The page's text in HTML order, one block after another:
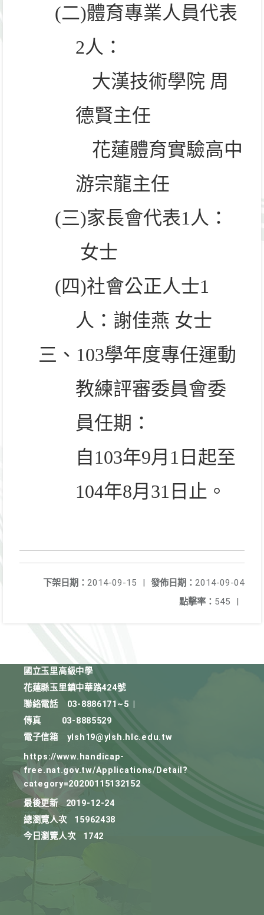
(二)體育專業人員代表
2人：
大漢技術學院 周
德賢主任
花蓮體育實驗高中
游宗龍主任
(三)家長會代表1 人：
女士
(四)社會公正人士1
人：謝佳燕 女士
三、 103學年度專任運動
教練評審委員會委
員任期：
自103年9月 1 日起至
104年8月 31 日止。
發佈日期： 2014-09-04
下架日期： 2014-09-15
|
點擊率： 545 |
國立玉里高級中學
花蓮縣玉里鎮中華路424號
聯絡電話
03-8886171~5
傳真
03-8885529
電子信箱
ylsh19@ylsh.hlc.edu.tw
https://www.handicap-
free.nat.gov.tw/Applications/Detail?
category=20200115132152
最後更新
2019-12-24
總瀏覽人次
15962438
今日瀏覽人次
1742